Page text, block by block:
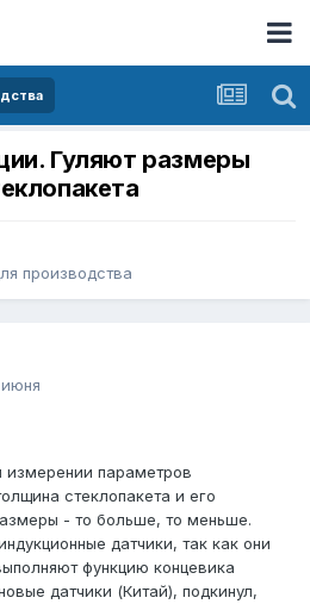
Гуляют размеры
производства
параметров
стеклопакета и его
- то больше, то меньше.
датчики, так как они
функцию концевика
датчики (Китай), подкинул,